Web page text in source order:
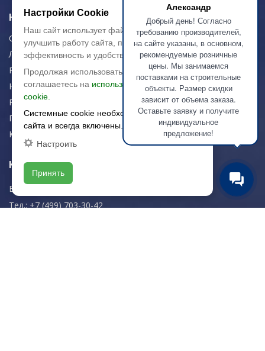
Александр
Добрый день! Согласно
требованию производителей,
на сайте указаны, в основном,
рекомендуемые розничные
цены. Мы занимаемся
поставками на строительные
объекты. Размер скидки
зависит от объема заказа.
Оставьте заявку и получите
индивидуальное
предложение!
Навигация
О компании
Логистика
Резка керамогранита
Новости
Рекомендации
Портфолио
Контакты
Контактная информация
E-mail:
Тел.: +7 (499) 703-30-42
Настройки Cookie
Наш сайт использует файлы cookie, чтобы
улучшить работу сайта, повысить его
эффективность и удобство.
Продолжая использовать сайт, вы
соглашаетесь на использование файлов
cookie.
Системные cookie необходимы для работы
сайта и всегда включены.
Настроить
Принять